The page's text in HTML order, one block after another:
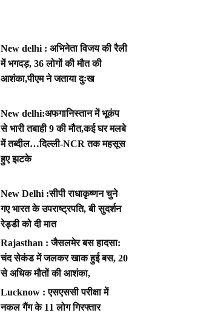
New delhi : अभिनेता विजय की रैली
में भगदड़, 36 लोगों की मौत की
आशंका,पीएम ने जताया दुःख
New delhi:अफगानिस्तान में भूकंप
से भारी तबाही 9 की मौत,कई घर मलबे
में तब्दील…दिल्ली-NCR तक महसूस
हुए झटके
New Delhi :सीपी राधाकृष्णन चुने
गए भारत के उपराष्ट्रपति, बी सुदर्शन
रेड्डी को दी मात
Rajasthan : जैसलमेर बस हादसा:
चंद सेकंड में जलकर खाक हुई बस, 20
से अधिक मौतों की आशंका,
Lucknow : एसएससी परीक्षा में
नकल गैंग के 11 लोग गिरफ्तार